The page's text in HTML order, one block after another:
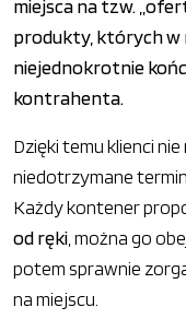
miejsca na tzw.
produkty, których w
niejednokrotnie
kontrahenta.
Dzięki temu klienci
niedotrzymane
Każdy kontener
od ręki, można go
potem sprawnie
na miejscu.